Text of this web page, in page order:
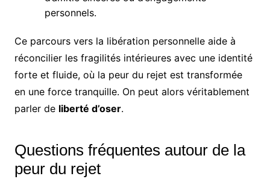
personnels.
Ce parcours vers la libération personnelle aide à
réconcilier les fragilités intérieures avec une identité
forte et fluide, où la peur du rejet est transformée
en une force tranquille. On peut alors véritablement
parler de liberté d’oser.
Questions fréquentes autour de la
peur du rejet